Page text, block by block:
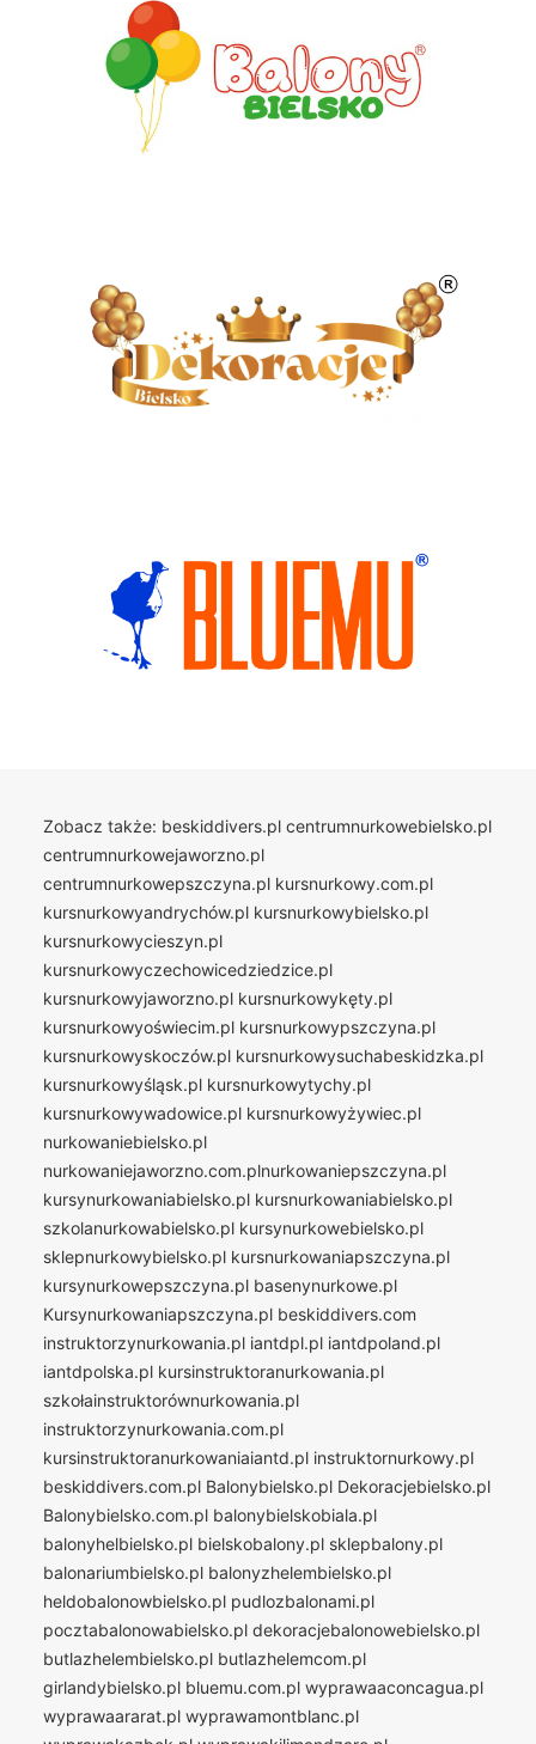
Zobacz także: beskiddivers.pl centrumnurkowebielsko.pl
centrumnurkowejaworzno.pl
centrumnurkowepszczyna.pl kursnurkowy.com.pl
kursnurkowyandrychów.pl kursnurkowybielsko.pl
kursnurkowycieszyn.pl
kursnurkowyczechowicedziedzice.pl
kursnurkowyjaworzno.pl kursnurkowykęty.pl
kursnurkowyoświecim.pl kursnurkowypszczyna.pl
kursnurkowyskoczów.pl kursnurkowysuchabeskidzka.pl
kursnurkowyśląsk.pl kursnurkowytychy.pl
kursnurkowywadowice.pl kursnurkowyżywiec.pl
nurkowaniebielsko.pl
nurkowaniejaworzno.com.plnurkowaniepszczyna.pl
kursynurkowaniabielsko.pl kursnurkowaniabielsko.pl
szkolanurkowabielsko.pl kursynurkowebielsko.pl
sklepnurkowybielsko.pl kursnurkowaniapszczyna.pl
kursynurkowepszczyna.pl basenynurkowe.pl
Kursynurkowaniapszczyna.pl beskiddivers.com
instruktorzynurkowania.pl iantdpl.pl iantdpoland.pl
iantdpolska.pl kursinstruktoranurkowania.pl
szkołainstruktorównurkowania.pl
instruktorzynurkowania.com.pl
kursinstruktoranurkowaniaiantd.pl instruktornurkowy.pl
beskiddivers.com.pl Balonybielsko.pl Dekoracjebielsko.pl
Balonybielsko.com.pl balonybielskobiala.pl
balonyhelbielsko.pl bielskobalony.pl sklepbalony.pl
balonariumbielsko.pl balonyzhelembielsko.pl
heldobalonowbielsko.pl pudlozbalonami.pl
pocztabalonowabielsko.pl dekoracjebalonowebielsko.pl
butlazhelembielsko.pl butlazhelemcom.pl
girlandybielsko.pl bluemu.com.pl wyprawaaconcagua.pl
wyprawaararat.pl wyprawamontblanc.pl